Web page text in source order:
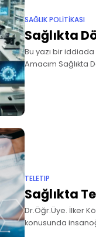
SAĞLIK POLITIKASI
Sağlıkta
Bu yazı bir
Amacım Sağlıkta
günlerden itibaren
gayretlerine karşın,
TELETIP
Sağlıkta
Dr.Öğr.Üye. İlker
konusunda